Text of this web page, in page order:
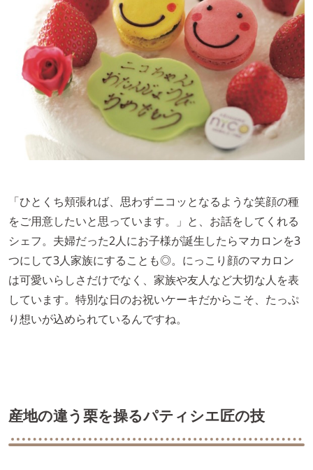
「ひとくち頬張れば、思わずニコッとなるような笑顔の種
をご用意したいと思っています。」と、お話をしてくれる
シェフ。夫婦だった2人にお子様が誕生したらマカロンを3
つにして3人家族にすることも◎。にっこり顔のマカロン
は可愛いらしさだけでなく、家族や友人など大切な人を表
しています。特別な日のお祝いケーキだからこそ、たっぷ
り想いが込められているんですね。
産地の違う栗を操るパティシエ匠の技